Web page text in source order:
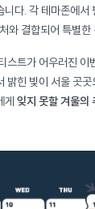
프로그램들은
서울만의 독특한 K-컬처와
스트가 어우러진 이
밝힌 빛이 서울 곳
잊지 못할 겨울의